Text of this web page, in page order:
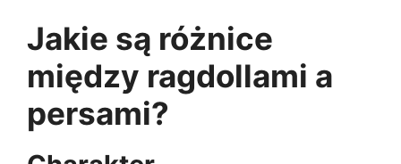
Jakie są różnice
między ragdollami a
persami?